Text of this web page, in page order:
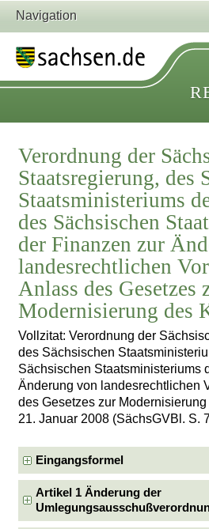
Navigation
Verordnung der
Staatsregierung, des
Staatsministeriums
des Sächsischen
der Finanzen zur
landesrechtlichen
Anlass des Gesetzes
Modernisierung des
Vollzitat: Verordnung der
des Sächsischen
Sächsischen Staatsministeriums
Änderung von landesrechtlichen
des Gesetzes zur
21. Januar 2008 (SächsGVBl. S.
Eingangsformel
Artikel 1 Änderung der